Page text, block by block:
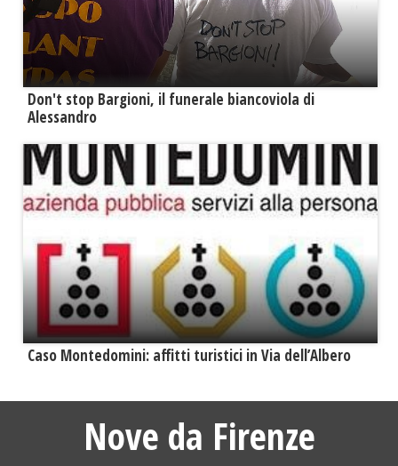
Don't stop Bargioni, il funerale biancoviola di
Alessandro
Caso Montedomini: affitti turistici in Via dell’Albero
Nove da Firenze